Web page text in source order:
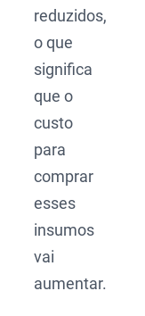
reduzidos,
o que
significa
que o
custo
para
comprar
esses
insumos
vai
aumentar.